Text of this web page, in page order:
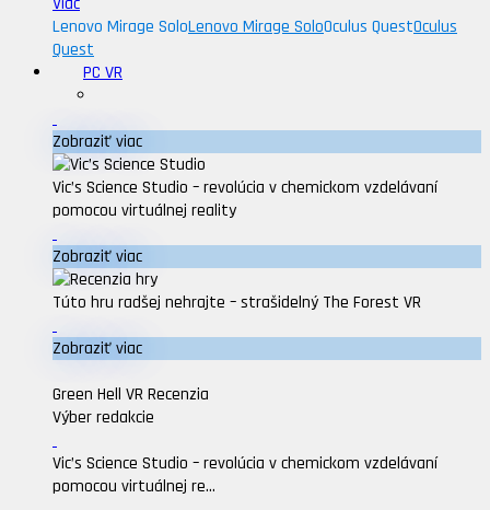
Lenovo Mirage SoloLenovo Mirage SoloOculus QuestOculus
Quest
PC VR
Zobraziť viac
Vic’s Science Studio – revolúcia v chemickom vzdelávaní
pomocou virtuálnej reality
Zobraziť viac
Túto hru radšej nehrajte – strašidelný The Forest VR
Zobraziť viac
Green Hell VR Recenzia
Výber redakcie
Vic’s Science Studio – revolúcia v chemickom vzdelávaní
pomocou virtuálnej re...